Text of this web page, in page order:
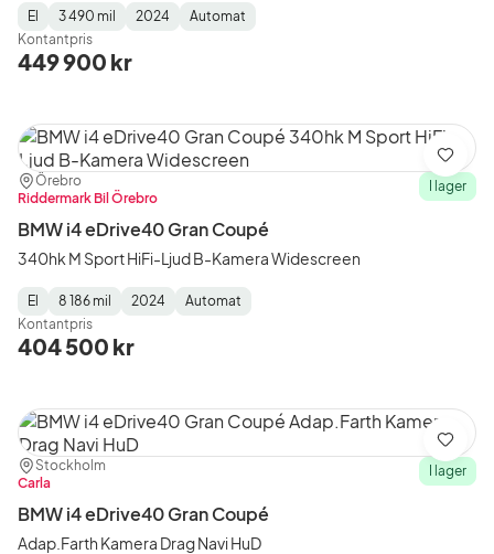
Fuel
Type:
El
Mätarställning :
3 490 mil
Model
Year:
2024
Gearbox
Type:
Automat
Kontantpris
449 900 kr
Plats:
Örebro
Återförsäljare:
Riddermark Bil Örebro
I lager
BMW i4 eDrive40 Gran Coupé
340hk M Sport HiFi-Ljud B-Kamera Widescreen
Fuel
Type:
El
Mätarställning:
8 186 mil
Model
Year:
2024
Gearbox
Type:
Automat
Kontantpris
404 500 kr
Spara
Plats:
Stockholm
Återförsäljare:
Carla
I lager
BMW i4 eDrive40 Gran Coupé
Adap.Farth Kamera Drag Navi HuD
Spara